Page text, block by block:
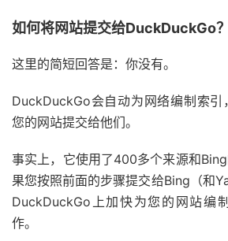
如何将网站提交给DuckDuckGo？
这里的简短回答是：你没有。
DuckDuckGo会自动为网络编制索引
您的网站提交给他们。
事实上，它使用了400多个来源和
果您按照前面的步骤提交给Bing（和
DuckDuckGo上加快为您的网站编
作。